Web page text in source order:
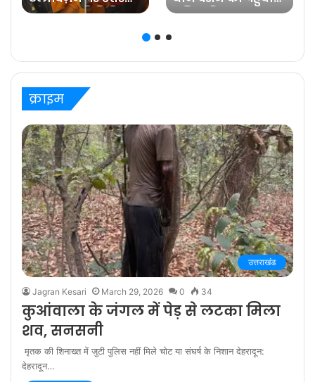
प्रदेश का प्रतिनिधित्व
प्रविष्ट मिश्रा, कलर्स के
‘बरेली के बच्चन’ में
प्रसिद्ध फिल्म
क्राइम
उत्तराखंड
Jagran Kesari March 29, 2026 0 34
कुआंवाला के जंगल में पेड़ से लटका मिला
शव, सनसनी
मृतक की शिनाख्त में जुटी पुलिस नहीं मिले चोट या संघर्ष के निशान देहरादून:
देहरादून…